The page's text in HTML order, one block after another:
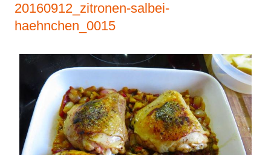
20160912_zitronen-salbei-
haehnchen_0015